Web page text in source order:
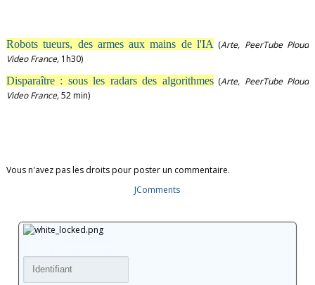
Robots tueurs, des armes aux mains de l'IA (Arte, PeerTube Ploud
Video France,1h30)
Disparaître : sous les radars des algorithmes(Arte, PeerTube Ploud
Video France,52 min)
Vous n'avez pas les droits pour poster un commentaire.
JComments